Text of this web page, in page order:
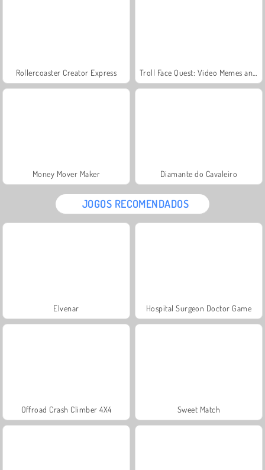
Rollercoaster Creator Express
Money Mover Maker Diamante do Cavaleiro
JOGOS RECOMENDADOS
Elvenar Hospital Surgeon Doctor Game
Offroad Crash Climber 4X4 Sweet Match